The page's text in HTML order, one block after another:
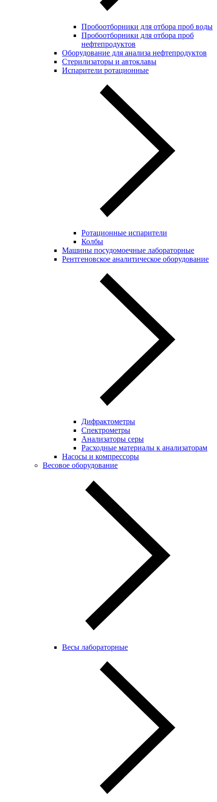
Пробоотборники для отбора проб воды
Пробоотборники для отбора проб
нефтепродуктов
Оборудование для анализа нефтепродуктов
Стерилизаторы и автоклавы
Испарители ротационные
Ротационные испарители
Колбы
Машины посудомоечные лабораторные
Рентгеновское аналитическое оборудование
Дифрактометры
Спектрометры
Анализаторы серы
Расходные материалы к анализаторам
Насосы и компрессоры
Весовое оборудование
Весы лабораторные